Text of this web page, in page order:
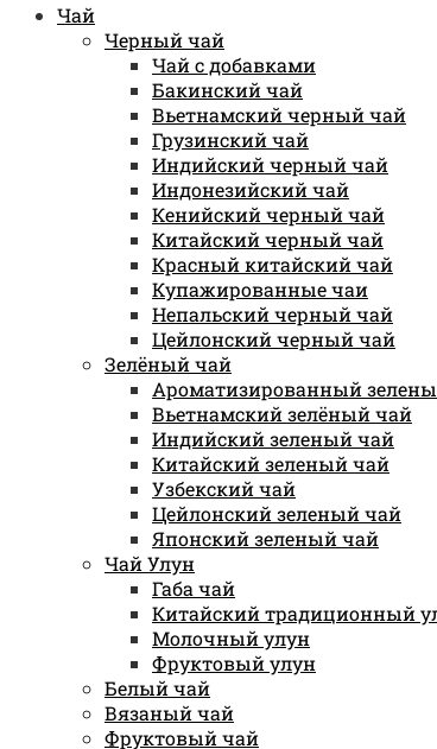
Чай
Черный чай
Чай с добавками
Бакинский чай
Вьетнамский черный чай
Грузинский чай
Индийский черный чай
Индонезийский чай
Кенийский черный чай
Китайский черный чай
Красный китайский чай
Купажированные чаи
Непальский черный чай
Цейлонский черный чай
Зелёный чай
Ароматизированный
Вьетнамский зелёный чай
Индийский зеленый чай
Китайский зеленый чай
Узбекский чай
Цейлонский зеленый чай
Японский зеленый чай
Чай Улун
Габа чай
Китайский традиционный
Молочный улун
Фруктовый улун
Белый чай
Вязаный чай
Фруктовый чай